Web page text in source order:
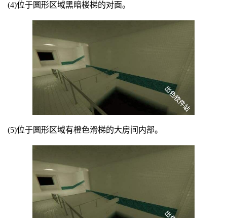
(4)位于圆形区域黑暗楼梯的对面。
(5)位于圆形区域有橙色滑梯的大房间内部。